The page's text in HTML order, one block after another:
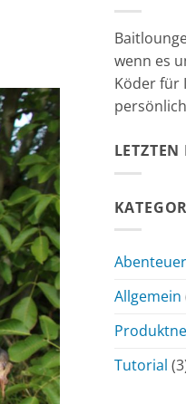
wenn es
Köder für
Abenteuer
Allgemein
Tutorial